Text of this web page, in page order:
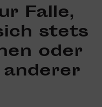
Falle,
stets
oder